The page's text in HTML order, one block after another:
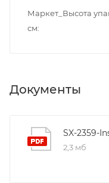
Маркет_Высота
см
Документы
SX-2359-
2,3 мб